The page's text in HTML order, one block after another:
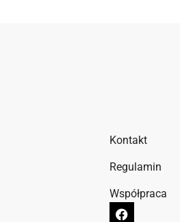
Kontakt
Regulamin
Współpraca